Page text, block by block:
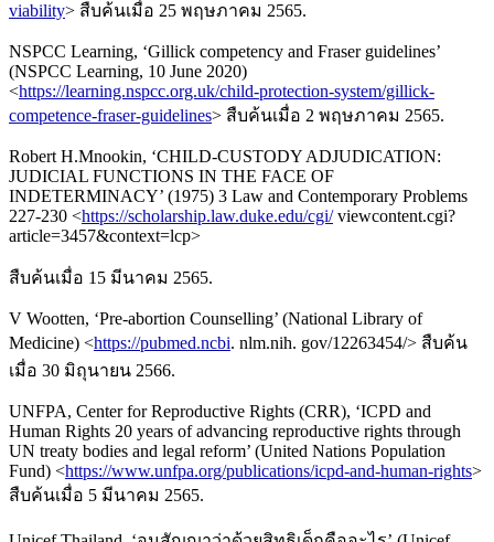
viability> สืบค้นเมื่อ 25 พฤษภาคม 2565.
NSPCC Learning, ‘Gillick competency and Fraser guidelines’
(NSPCC Learning, 10 June 2020)
<https://learning.nspcc.org.uk/child-protection-system/gillick-
competence-fraser-guidelines> สืบค้นเมื่อ 2 พฤษภาคม 2565.
Robert H.Mnookin, ‘CHILD-CUSTODY ADJUDICATION:
JUDICIAL FUNCTIONS IN THE FACE OF
INDETERMINACY’ (1975) 3 Law and Contemporary Problems
227-230 <https://scholarship.law.duke.edu/cgi/viewcontent.cgi?
article=3457&context=lcp>
สืบค้นเมื่อ 15 มีนาคม 2565.
V Wootten, ‘Pre-abortion Counselling’ (National Library of
Medicine) <https://pubmed.ncbi. nlm.nih. gov/12263454/> สืบค้น
เมื่อ 30 มิถุนายน 2566.
UNFPA, Center for Reproductive Rights (CRR), ‘ICPD and
Human Rights 20 years of advancing reproductive rights through
UN treaty bodies and legal reform’ (United Nations Population
Fund) <https://www.unfpa.org/publications/icpd-and-human-rights>
สืบค้นเมื่อ 5 มีนาคม 2565.